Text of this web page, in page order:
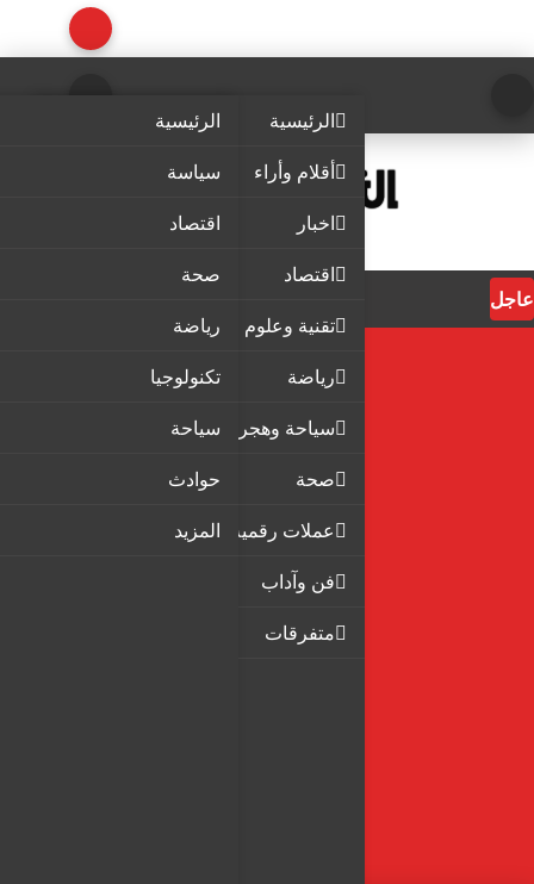
الرئيسية
أقلام وأراء
اخبار
اقتصاد
تقنية وعلوم
رياضة
سياحة وهجرة
صحة
عملات رقمية
فن وآداب
متفرقات
الرئيسية
سياسة
اقتصاد
صحة
رياضة
تكنولوجيا
سياحة
حوادث
المزيد
عاجل